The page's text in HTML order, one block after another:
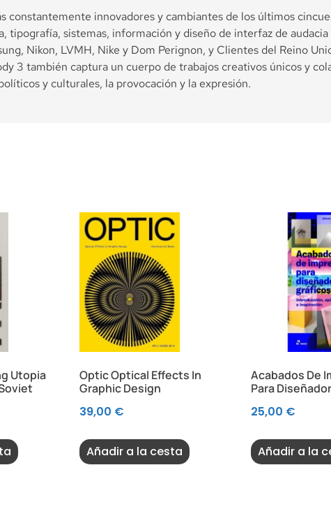
constantemente innovadores y cambiantes de los últimos
tipografía, sistemas, información y diseño de interfaz de
Nikon, LVMH, Nike y Dom Perignon, y Clientes del Reino
3 también captura un cuerpo de trabajos creativos únicos y
y culturales, la provocación y la expresión.
Utopia
Optic Optical Effects In
Graphic Design
39,00 €
Añadir a la cesta
Acabados De
Para
25,00 €
Añadir a la